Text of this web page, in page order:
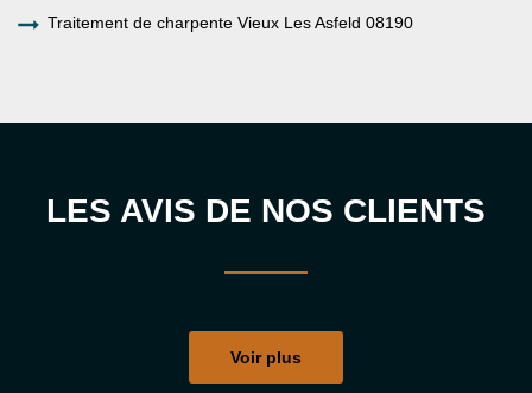
Traitement de charpente Vieux Les Asfeld 08190
LES AVIS DE NOS CLIENTS
Voir plus